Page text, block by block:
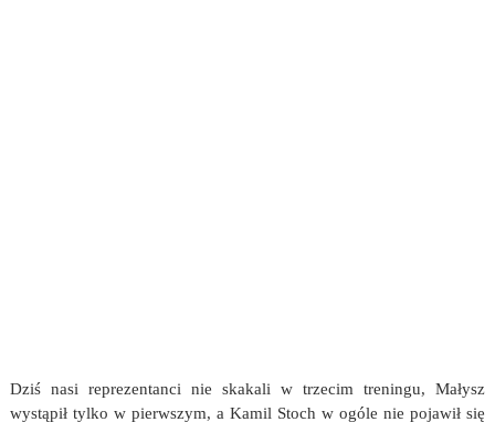
Dziś nasi reprezentanci nie skakali w trzecim treningu, Małysz
wystąpił tylko w pierwszym, a Kamil Stoch w ogóle nie pojawił się